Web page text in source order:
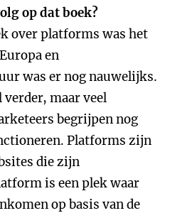
op dat boek?
over platforms was het
en
was er nog nauwelijks.
maar veel
begrijpen nog
Platforms zijn
die zijn
is een plek waar
op basis van de